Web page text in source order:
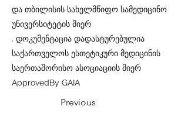
და თბილისის სახელმწიფო სამედიცინო
უნივერსიტეტის მიერ
. დოკუმენტაცია დადასტურებულია
საქართველოს ესთეტიკური მედიცინის
საერთაშორისო ასოციაციის მიერ
ApprovedBy GAIA
Previous